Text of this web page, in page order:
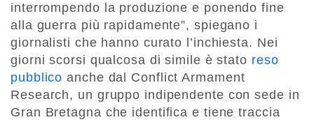
interrompendo la produzione e ponendo fine
alla guerra più rapidamente”, spiegano i
giornalisti che hanno curato l’inchiesta. Nei
giorni scorsi qualcosa di simile è stato reso
pubblico anche dal Conflict Armament
Research, un gruppo indipendente con sede in
Gran Bretagna che identifica e tiene traccia